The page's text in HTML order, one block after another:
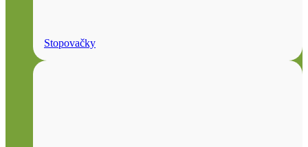
Stopovačky